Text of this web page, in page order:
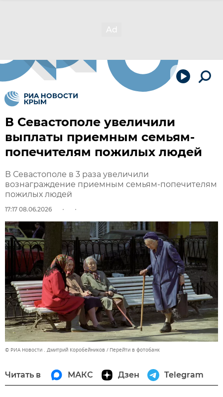
В Севастополе увеличили
выплаты приемным семьям-
попечителям пожилых людей
В Севастополе в 3 раза увеличили
вознаграждение приемным семьям-попечителям
пожилых людей
17:17 08.06.2026
© РИА Новости . Дмитрий Коробейников Перейти в фотобанк
Читать в МАКС Дзен Telegram